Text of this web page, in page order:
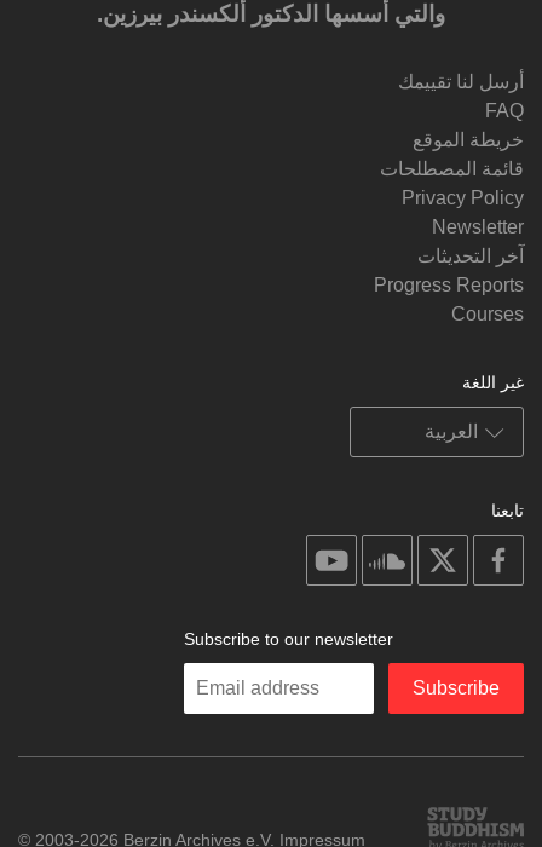
والتي أسسها الدكتور ألكسندر بيرزين.‎‎
أرسل لنا تقييمك
FAQ
خريطة الموقع
قائمة المصطلحات
Privacy Policy
Newsletter
آخر التحديثات
Progress Reports
Courses
غير اللغة
تابعنا
facebook
soundcloud
Subscribe to our newsletter
Enter
Subscribe
Study
Buddhism
© 2003-2026 Berzin Archives e.V. Impressum